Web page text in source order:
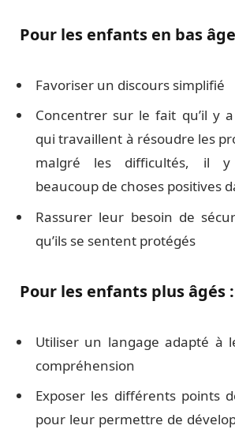
Pour les enfants en bas
Favoriser un discours simplifié
Concentrer sur le fait qu’il y
qui travaillent à résoudre les
malgré les difficultés, il
beaucoup de choses positives
Rassurer leur besoin de
qu’ils se sentent protégés
Pour les enfants plus âgés :
Utiliser un langage adapté à
compréhension
Exposer les différents points
pour leur permettre de